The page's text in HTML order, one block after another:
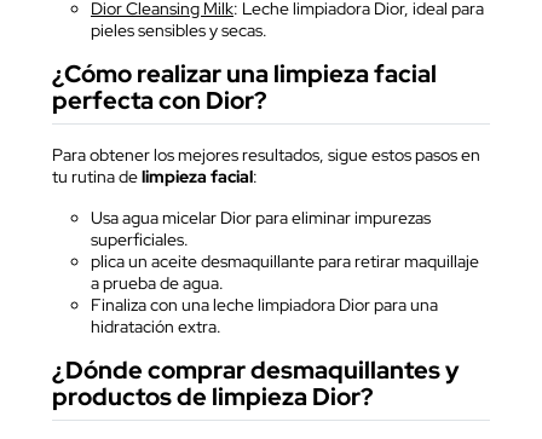
Dior Cleansing Milk: Leche limpiadora Dior, ideal para
pieles sensibles y secas.
¿Cómo realizar una limpieza facial
perfecta con Dior?
Para obtener los mejores resultados, sigue estos pasos en
tu rutina delimpieza facial:
Usa agua micelar Dior para eliminar impurezas
superficiales.
plica un aceite desmaquillante para retirar maquillaje
a prueba de agua.
Finaliza con una leche limpiadora Dior para una
hidratación extra.
¿Dónde comprar desmaquillantes y
productos de limpieza Dior?